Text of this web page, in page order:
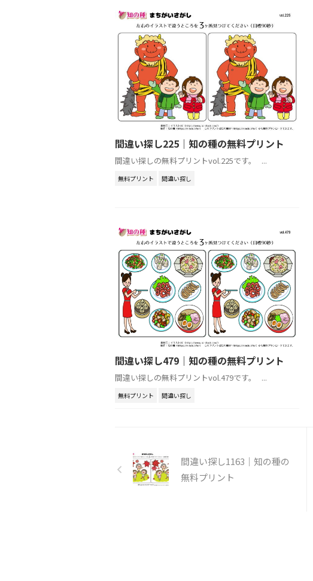
間違い探し225｜知の種の無料プリント
間違い探しの無料プリントvol.225です。 ...
無料プリント 間違い探し
間違い探し479｜知の種の無料プリント
間違い探しの無料プリントvol.479です。 ...
無料プリント 間違い探し
間違い探し1163｜知の種の
無料プリント